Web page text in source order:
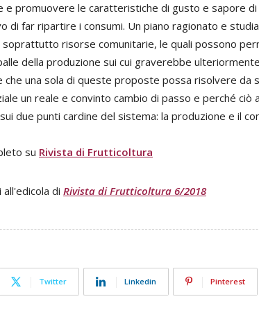
e promuovere le caratteristiche di gusto e sapore
di far ripartire i consumi. Un piano ragionato e
soprattutto risorse comunitarie, le quali possono
della produzione sui cui graverebbe
che una sola di queste proposte possa risolvere da
un reale e convinto cambio di passo e perché ciò
due punti cardine del sistema: la produzione e il
su Rivista di Frutticoltura
di Rivista di Frutticoltura 6/2018
Twitter Linkedin Pinterest